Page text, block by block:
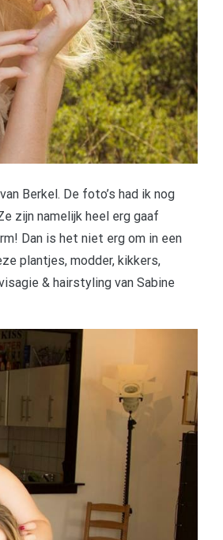
Berkel. De foto’s had ik nog
zijn namelijk heel erg gaaf
Dan is het niet erg om in een
plantjes, modder, kikkers,
& hairstyling van Sabine